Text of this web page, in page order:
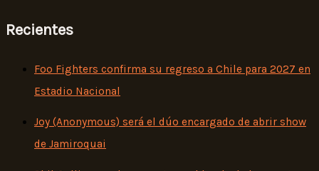
Recientes
Foo Fighters confirma su regreso a Chile para 2027 en
Estadio Nacional
Joy (Anonymous) será el dúo encargado de abrir show
de Jamiroquai